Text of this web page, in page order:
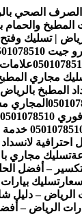
الصحي بالرياض |
والحمام
تسليك وفتح
مجاري
المطبخ بالرياض |
المجاري
24 ساعة
تسليك مجاري
– أفضل
تسليك
– دليل
الرياض –